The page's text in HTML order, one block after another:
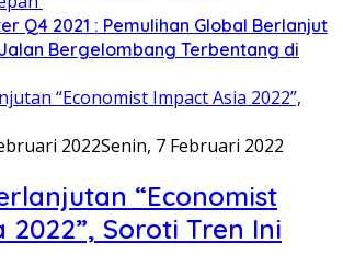
Q4 2021 : Pemulihan Global Berlanjut
Bergelombang Terbentang di
2022Senin, 7 Februari 2022
“Economist
2022”, Soroti Tren Ini